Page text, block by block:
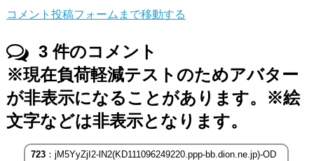
コメント投稿フォームまで移動する
3件のコメント
※現在負荷軽減テストのためアバター
が非表示になることがあります。※絵
文字などは非表示となります。
723：jM5YyZjI2-lN2(KD111096249220.ppp-bb.dion.ne.jp)-OD